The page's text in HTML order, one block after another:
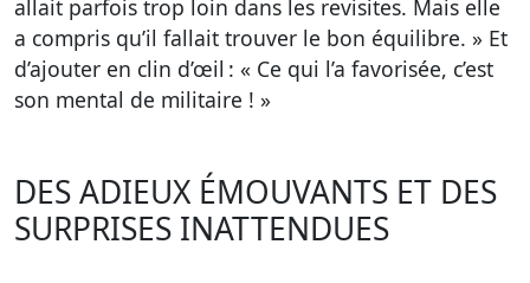
allait parfois trop loin dans les revisites. Mais elle
a compris qu’il fallait trouver le bon équilibre. » Et
d’ajouter en clin d’œil : « Ce qui l’a favorisée, c’est
son mental de militaire ! »
DES ADIEUX ÉMOUVANTS ET DES
SURPRISES INATTENDUES